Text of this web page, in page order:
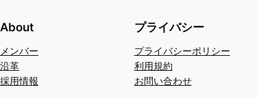
About
メンバー
沿革
採用情報
プライバシー
プライバシーポリシー
利用規約
お問い合わせ